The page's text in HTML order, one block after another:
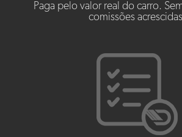
Paga pelo valor real do carro.
comissões